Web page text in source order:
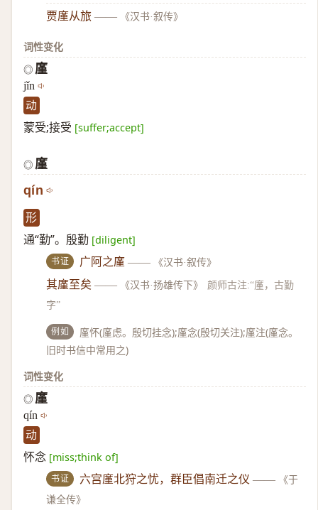
贾廑从旅 —— 《汉书·叙传》
词性变化
◎ 廑
jǐn
动
蒙受;接受 [suffer;accept]
◎ 廑
qín
形
通“勤”。殷勤 [diligent]
书证 广阿之廑 —— 《汉书·叙传》
其廑至矣 —— 《汉书·扬雄传下》
颜师古注:“廑，古勤
字”
例如
廑怀(廑虑。殷切挂念);廑念(殷切关注);廑注(廑念。
旧时书信中常用之)
词性变化
◎ 廑
qín
动
怀念 [miss;think of]
书证 六宫廑北狩之忧，群臣倡南迁之仪 ——
《于
谦全传》